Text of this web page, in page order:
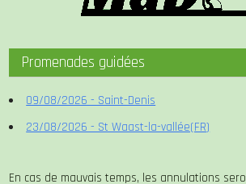
Promenades guidées
09/08/2026 - Saint-Denis
23/08/2026 - St Waast-la-vallée(FR)
En cas de mauvais temps, les annulations